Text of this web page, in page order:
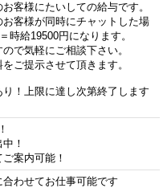
客様にたいしての給与です。
お客様が同時にチャットした場
時給19500円になります。
で気軽にご相談下さい。
ご提示させて頂きます。
！上限に達し次第終了します
！
案内可能！
わせてお仕事可能です